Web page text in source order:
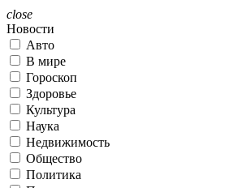
close
Новости
Авто
В мире
Гороскоп
Здоровье
Культура
Наука
Недвижимость
Общество
Политика